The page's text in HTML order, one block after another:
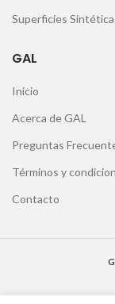
Superficies
GAL
Inicio
Acerca de GAL
Preguntas
Términos y
Contacto